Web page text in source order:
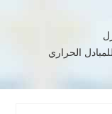
الحراري